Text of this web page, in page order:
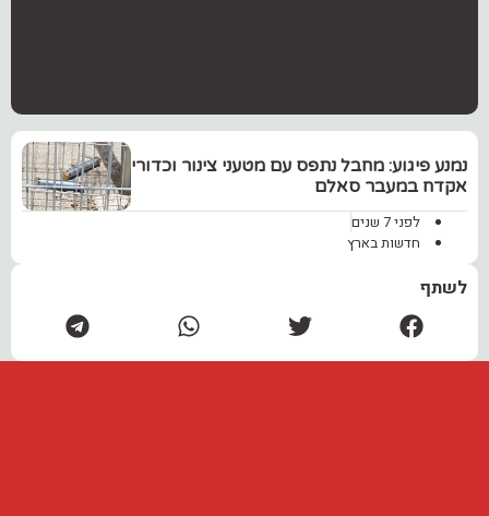
נמנע פיגוע: מחבל נתפס עם מטעני צינור וכדורי
אקדח במעבר סאלם
לפני 7 שנים
חדשות בארץ
לשתף